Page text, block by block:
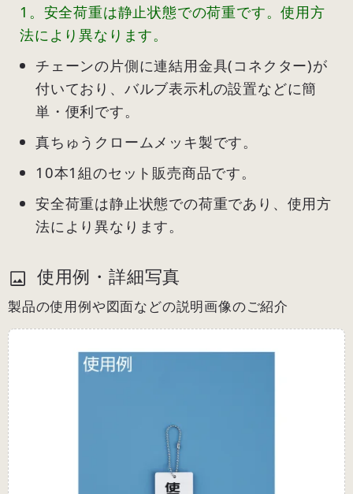
1。安全荷重は静止状態での荷重です。使用方
法により異なります。
チェーンの片側に連結用金具(コネクター)が
付いており、バルブ表示札の設置などに簡
単・便利です。
真ちゅうクロームメッキ製です。
10本1組のセット販売商品です。
安全荷重は静止状態での荷重であり、使用方
法により異なります。
使用例・詳細写真
製品の使用例や図面などの説明画像のご紹介